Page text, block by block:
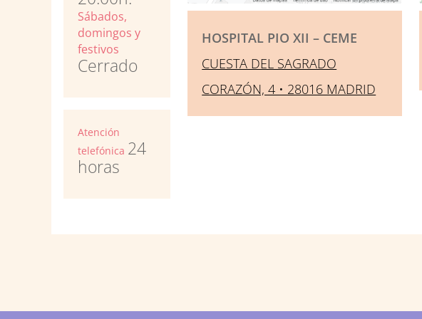
Sábados,
domingos y
festivos
Cerrado
Atención
telefónica 24
horas
HOSPITAL PIO XII – CEME
CUESTA DEL SAGRADO
CORAZÓN, 4 • 28016 MADRID